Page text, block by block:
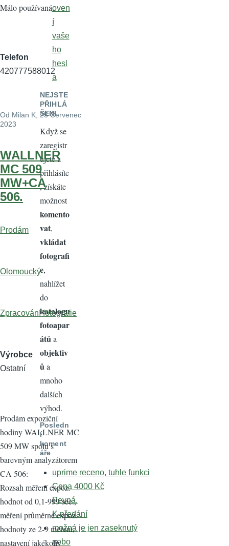
Málo používaná.
Telefon
420777588012
Od Milan K, 25 Červenec
2023
WALLNER
MC 509
MW+CA
506.
Prodám
Olomoucký
Zpracování fotografie
Výrobce
Ostatní
Prodám expoziční
hodiny WALLNER MC
509 MW spolu s
barevným analyzátorem
CA 506:
Rozsah měření expoz.
hodnot od 0,1-999 sec.,
měření průměrné expoz.
hodnoty ze 2-9 měření,
nastavení jakékoliv
oven
í
vaše
ho
hesl
a
NEJSTE
PŘIHLÁ
ŠENI
Když se
zaregistr
ujete a
přihlásíte
, získáte
možnost
komento
vat,
vkládat
fotografi
e,
nahlížet
do
katalogu
fotoapar
átů a
objektiv
ů a
mnoho
dalších
výhod.
Posledn
í
koment
áře
uprime receno, tuhle funkci
Cena 4000 Kč
Pevná.
K předání
možná je jen zaseknutý
nebo